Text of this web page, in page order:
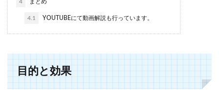
4 まとめ
4.1 YOUTUBEにて動画解説も行っています。
目的と効果